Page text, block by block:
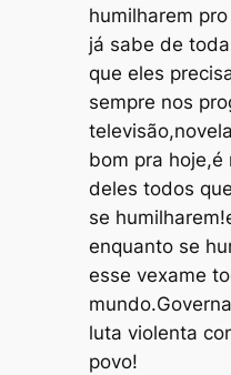
humilharem
já sabe de
que eles
sempre nos
bom pra hoje,é
deles todos
se
enquanto se
esse vexame
luta violenta
povo!